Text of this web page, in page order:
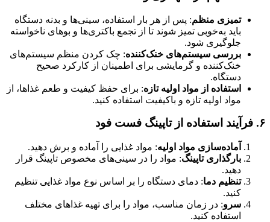
تمیزی منظم: پس از هر بار استفاده، سینی‌ها و بدنه دستگاه
باید به‌خوبی تمیز شوند تا از تجمع باکتری‌ها و بوهای ناخواسته
جلوگیری شود.
بررسی سیستم‌های خنک‌کننده: چک کردن منظم سیستم‌های
خنک‌کننده و گرمایشی برای اطمینان از کارکرد صحیح
دستگاه.
استفاده از مواد اولیه تازه: برای حفظ کیفیت و طعم غذاها، از
مواد اولیه تازه و باکیفیت استفاده کنید.
۶. فرآیند استفاده از تاپینگ فست فود
آماده‌سازی مواد اولیه: مواد غذایی را آماده و برش دهید.
بارگذاری تاپینگ: مواد را در سینی‌های مخصوص تاپینگ قرار
دهید.
تنظیم دما: دمای دستگاه را بر اساس نوع مواد غذایی تنظیم
کنید.
سرو: در زمان مناسب، مواد را برای تهیه غذاهای مختلف
استفاده کنید.